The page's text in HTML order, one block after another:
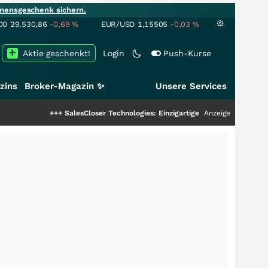
sichern.
29.530,86 -0,69% EUR/USD 1,15505 -0,03 %
Login Push-Kurse
Aktie geschenkt!
Broker-Magazin ✨ Unsere Services
SalesCloser Technologies: Einzigartige Leistung zieht die Top-Dogs
Anzeige